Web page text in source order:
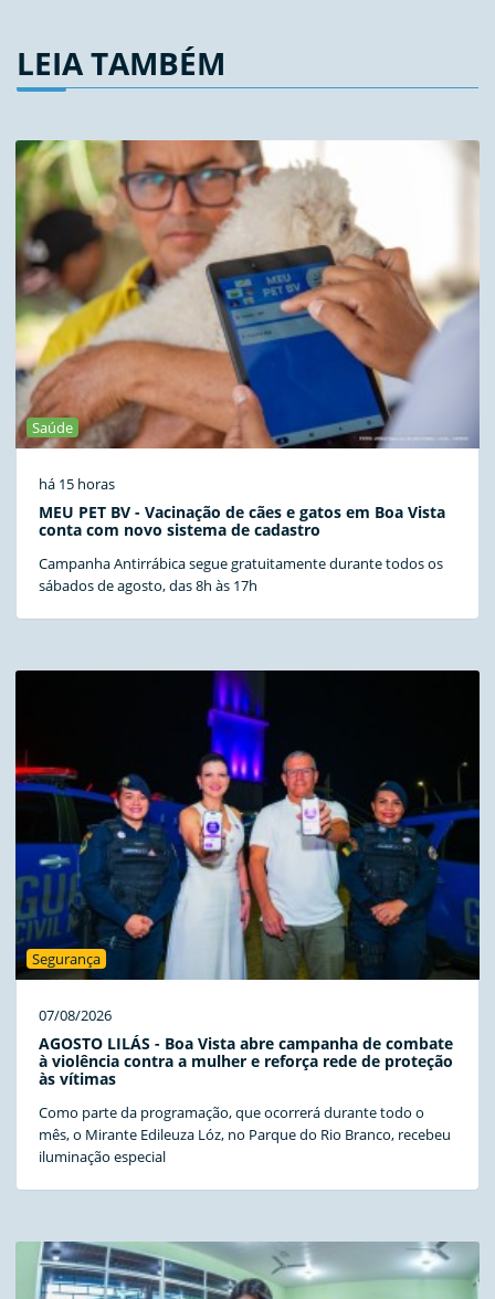
LEIA TAMBÉM
Saúde
há 15 horas
MEU PET BV - Vacinação de cães e gatos em Boa Vista
conta com novo sistema de cadastro
Campanha Antirrábica segue gratuitamente durante todos os
sábados de agosto, das 8h às 17h
Segurança
07/08/2026
AGOSTO LILÁS - Boa Vista abre campanha de combate
à violência contra a mulher e reforça rede de proteção
às vítimas
Como parte da programação, que ocorrerá durante todo o
mês, o Mirante Edileuza Lóz, no Parque do Rio Branco, recebeu
iluminação especial